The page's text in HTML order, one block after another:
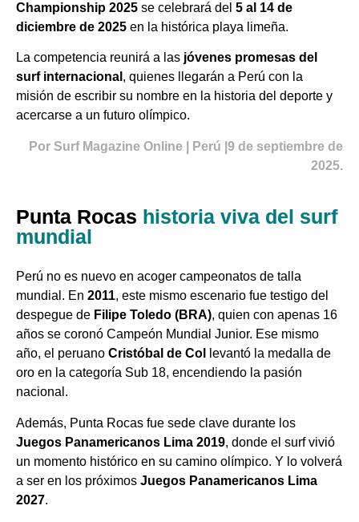
Championship 2025 se celebrará del 5 al 14 de
diciembre de 2025 en la histórica playa limeña.
La competencia reunirá a las jóvenes promesas del
surf internacional , quienes llegarán a Perú con la
misión de escribir su nombre en la historia del deporte y
acercarse a un futuro olímpico.
Por Surf Magazine Online | Perú |9 de septiembre de
2025.
Punta Rocas historia viva del surf
mundial
Perú no es nuevo en acoger campeonatos de talla
mundial. En 2011, este mismo escenario fue testigo del
despegue de Filipe Toledo (BRA), quien con apenas 16
años se coronó Campeón Mundial Junior. Ese mismo
año, el peruano Cristóbal de Col
levantó la medalla de
oro en la categoría Sub 18, encendiendo la pasión
nacional.
Además, Punta Rocas fue sede clave durante los
Juegos Panamericanos Lima 2019, donde el surf vivió
un momento histórico en su camino olímpico. Y lo volverá
a ser en los próximos Juegos Panamericanos Lima
2027.